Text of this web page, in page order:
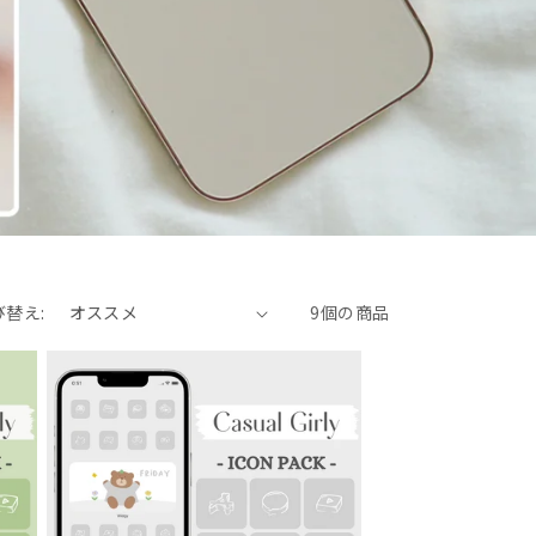
替え: 9個の商品